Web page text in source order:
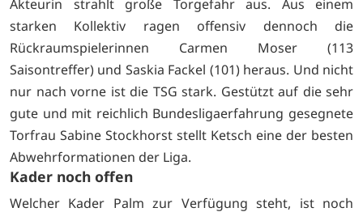
Akteurin strahlt große Torgefahr aus. Aus einem
starken Kollektiv ragen offensiv dennoch die
Rückraumspielerinnen Carmen Moser (113
Saisontreffer) und Saskia Fackel (101) heraus. Und nicht
nur nach vorne ist die TSG stark. Gestützt auf die sehr
gute und mit reichlich Bundesligaerfahrung gesegnete
Torfrau Sabine Stockhorst stellt Ketsch eine der besten
Abwehrformationen der Liga.
Kader noch offen
Welcher Kader Palm zur Verfügung steht, ist noch